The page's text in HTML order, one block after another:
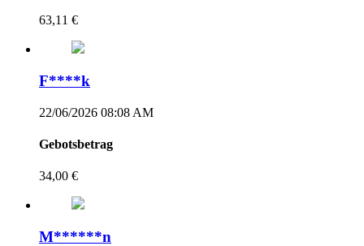
63,11 €
F****k
22/06/2026 08:08 AM
Gebotsbetrag
34,00 €
M******n